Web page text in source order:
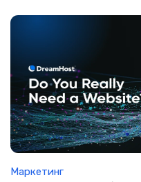
Маркетинг